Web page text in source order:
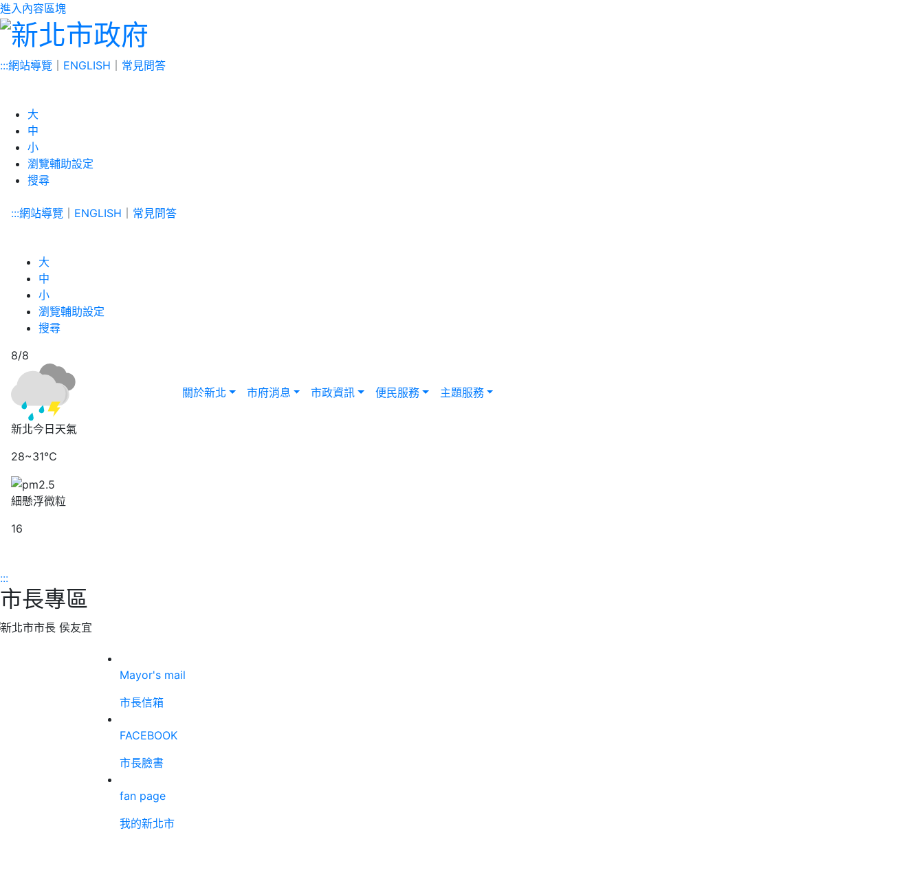
進入內容區塊
:::網站導覽 ENGLISH 常見問答
大
中
小
瀏覽輔助設定
搜尋
:::網站導覽 ENGLISH 常見問答
大
中
小
瀏覽輔助設定
搜尋
8/8
新北今日天氣
28~31℃
細懸浮微粒
16
關於新北 市府消息 市政資訊 便民服務 主題服務
:::
市長專區
Mayor's mail
市長信箱
FACEBOOK
市長臉書
fan page
我的新北市